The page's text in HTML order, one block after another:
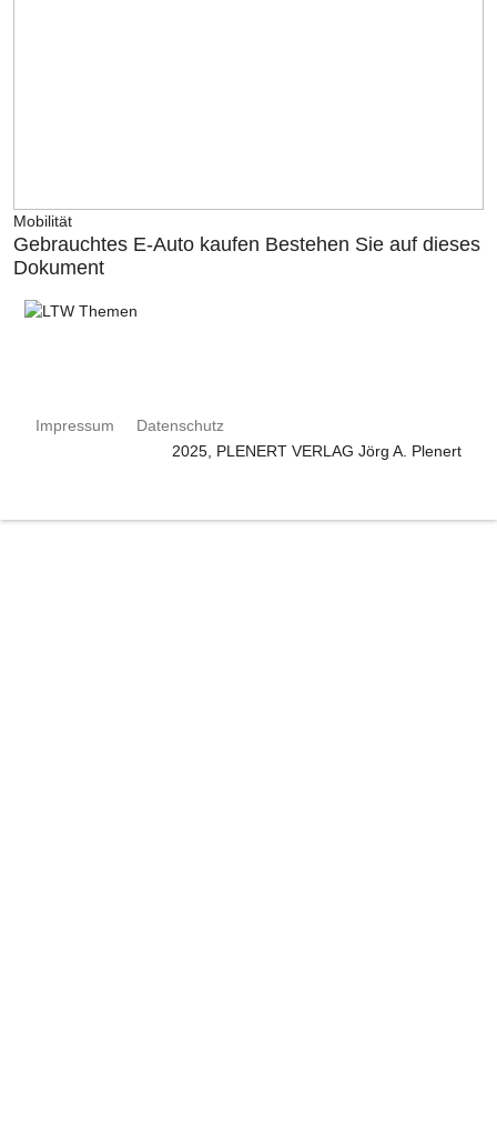
Mobilität
Gebrauchtes E-Auto kaufen Bestehen Sie auf dieses
Dokument
Impressum
Datenschutz
2025, PLENERT VERLAG Jörg A. Plenert